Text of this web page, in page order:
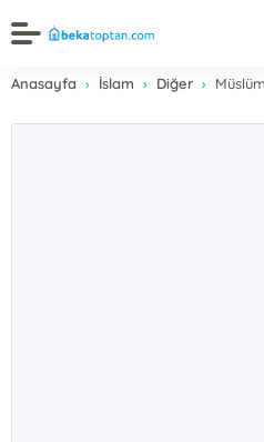
Anasayfa İslam Diğer